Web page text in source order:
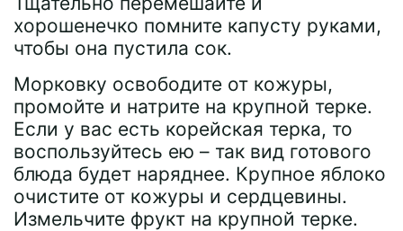
хорошенечко помните капусту руками,
чтобы она пустила сок.
Морковку освободите от кожуры,
промойте и натрите на крупной терке.
Если у вас есть корейская терка, то
воспользуйтесь ею – так вид готового
блюда будет наряднее. Крупное яблоко
очистите от кожуры и сердцевины.
Измельчите фрукт на крупной терке.